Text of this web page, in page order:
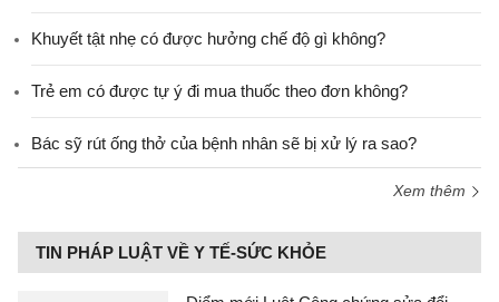
Khuyết tật nhẹ có được hưởng chế độ gì không?
Trẻ em có được tự ý đi mua thuốc theo đơn không?
Bác sỹ rút ống thở của bệnh nhân sẽ bị xử lý ra sao?
Xem thêm
TIN PHÁP LUẬT VỀ Y TẾ-SỨC KHỎE